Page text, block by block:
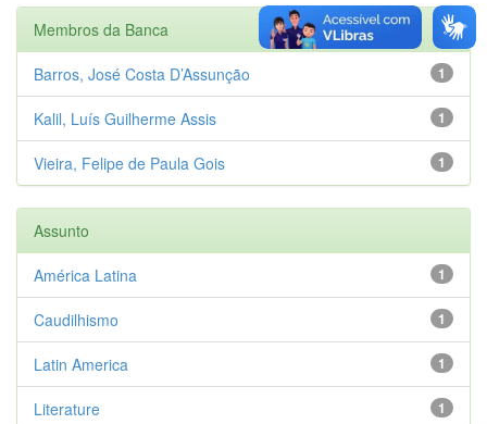
Membros da Banca
1
Barros, José Costa D’Assunção
1
Kalil, Luís Guilherme Assis
1
Vieira, Felipe de Paula Gois
Assunto
1
América Latina
1
Caudilhismo
1
Latin America
1
Literature